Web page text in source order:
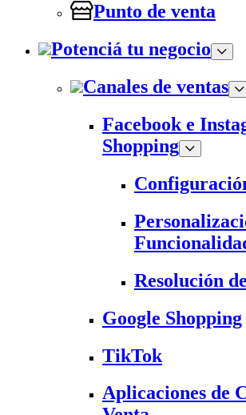
Punto de venta
Potenciá tu negocio
Canales de ventas
Facebook e
Shopping
Resolución
Google Shopping
TikTok
Aplicaciones de